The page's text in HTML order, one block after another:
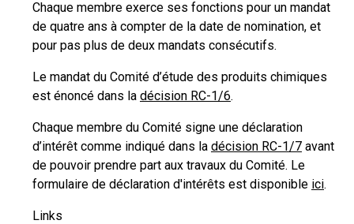
Chaque membre exerce ses fonctions pour un mandat
de quatre ans à compter de la date de nomination, et
pour pas plus de deux mandats consécutifs.
Le mandat du Comité d’étude des produits chimiques
est énoncé dans la décision RC-1/6.
Chaque membre du Comité signe une déclaration
d’intérêt comme indiqué dans la décision RC-1/7 avant
de pouvoir prendre part aux travaux du Comité. Le
formulaire de déclaration d'intérêts est disponible ici.
Links